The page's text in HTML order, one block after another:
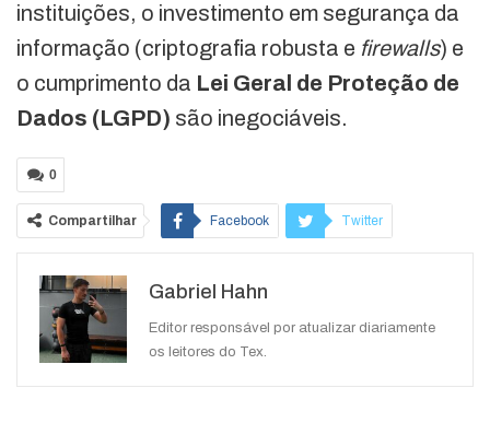
instituições, o investimento em segurança da
informação (criptografia robusta e firewalls) e
o cumprimento da Lei Geral de Proteção de
Dados (LGPD) são inegociáveis.
0
Compartilhar Facebook Twitter
WhatsApp
Gabriel Hahn
Editor responsável por atualizar diariamente
os leitores do Tex.